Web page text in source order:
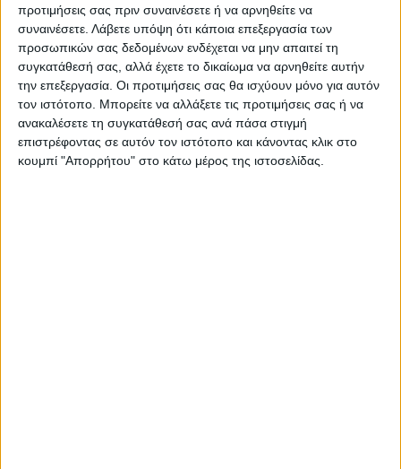
προτιμήσεις σας πριν συναινέσετε ή να αρνηθείτε να
συναινέσετε. Λάβετε υπόψη ότι κάποια επεξεργασία των
προσωπικών σας δεδομένων ενδέχεται να μην απαιτεί τη
συγκατάθεσή σας, αλλά έχετε το δικαίωμα να αρνηθείτε αυτήν
την επεξεργασία. Οι προτιμήσεις σας θα ισχύουν μόνο για αυτόν
τον ιστότοπο. Μπορείτε να αλλάξετε τις προτιμήσεις σας ή να
ανακαλέσετε τη συγκατάθεσή σας ανά πάσα στιγμή
επιστρέφοντας σε αυτόν τον ιστότοπο και κάνοντας κλικ στο
κουμπί "Απορρήτου" στο κάτω μέρος της ιστοσελίδας.
δικαιούχους, ενώ υπολογίζεται ότι θα
φτάσουμε τους 30.000 νέους ιδιοκτήτες»,
δήλωσε.
Η υπουργός μιλώντας στους
δημοσιογράφους της εκπομπής
«Συνδέσεις», Κώστα Παπαχλιμίντζο και